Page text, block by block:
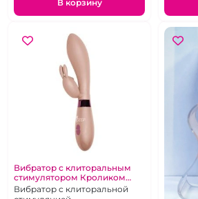
В корзину
Вибратор с клиторальным
стимулятором Кроликом
"InDeep" Yonce бежевый
Вибратор с клиторальной